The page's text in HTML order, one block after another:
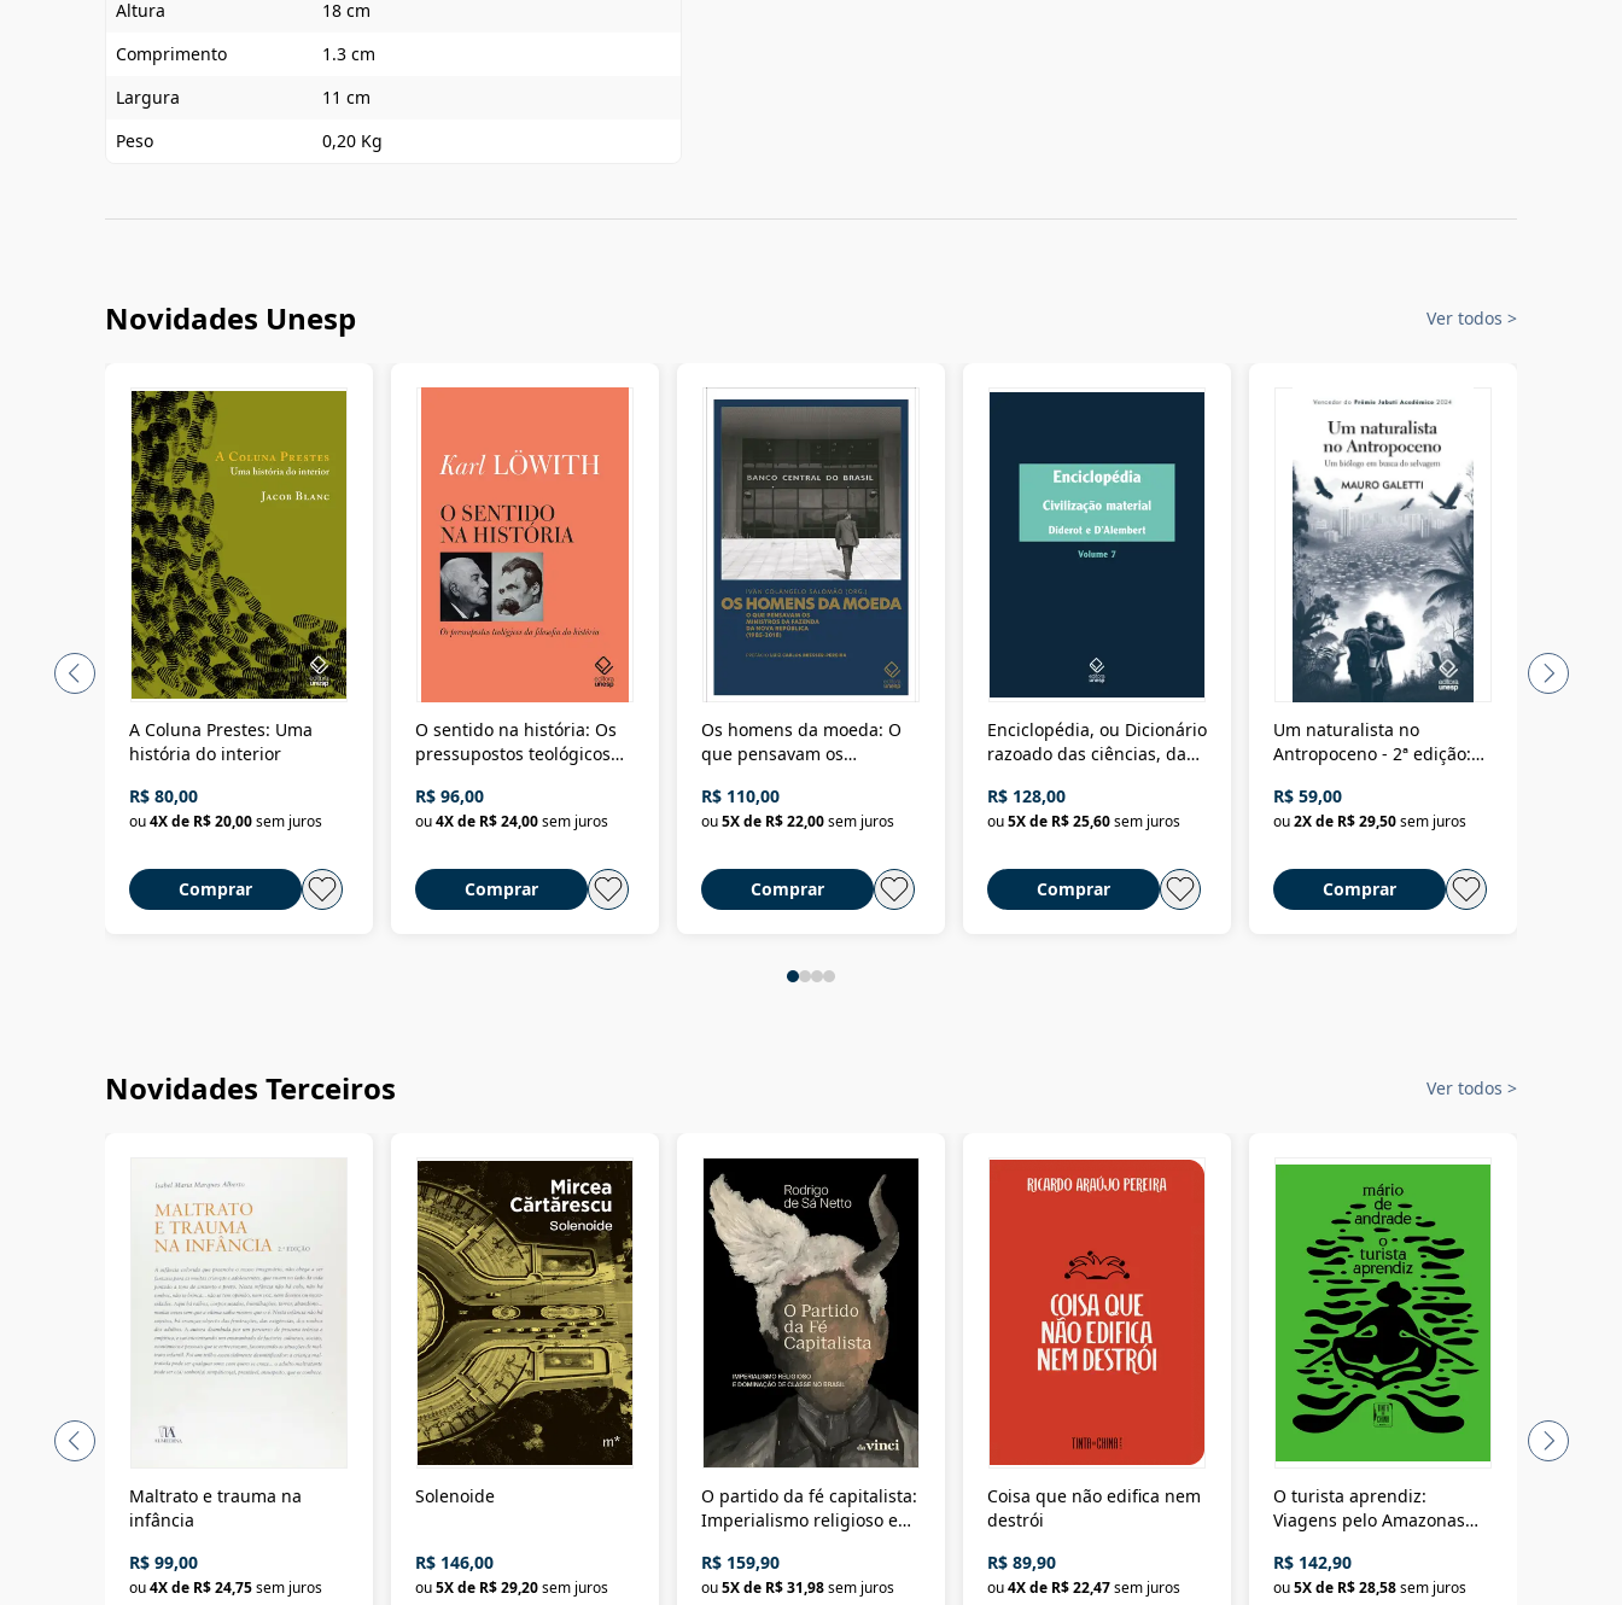
Altura
18 cm
Comprimento
1.3 cm
Largura
11 cm
Peso
0,20 Kg
Novidades Unesp Ver todos >
A Coluna Prestes: Uma
história do interior
R$ 80,00
ou4X de R$ 20,00sem juros
Comprar
O sentido na história: Os
pressupostos teológicos
R$ 96,00
ou4X de R$ 24,00sem juros
Comprar
Os homens da moeda: O
que pensavam os
Nova República (1985-
2018)
R$ 110,00
ou5X de R$ 22,00sem juros
Comprar
Enciclopédia, ou Dicionário
razoado das ciências, das
Civilização material
R$ 128,00
ou5X de R$ 25,60sem juros
Comprar
Um naturalista no
Antropoceno - 2ª edição:
selvagem
R$ 59,00
ou2X de R$ 29,50sem juros
Comprar
Novidades Terceiros Ver todos >
Maltrato e trauma na
infância
R$ 99,00
ou4X de R$ 24,75sem juros
Solenoide
R$ 146,00
ou5X de R$ 29,20sem juros
O partido da fé capitalista:
Imperialismo religioso e
Brasil
R$ 159,90
ou5X de R$ 31,98sem juros
Coisa que não edifica nem
destrói
R$ 89,90
ou4X de R$ 22,47sem juros
O turista aprendiz:
Viagens pelo Amazonas
até a Bolívia e por Marajó
até dizer chega
R$ 142,90
ou5X de R$ 28,58sem juros